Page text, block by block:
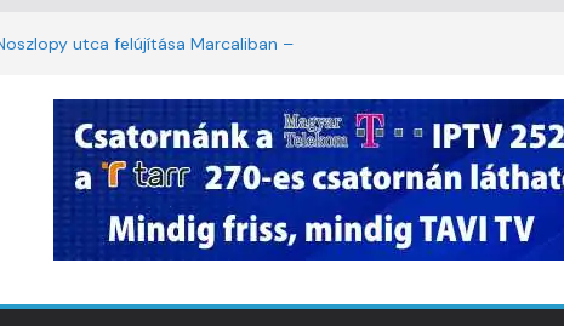
utca felújítása Marcaliban –
lakossági felháborodást váltott ki a
Marcaliban – VIDEÓ
a Balatonnál – az első félidő végén